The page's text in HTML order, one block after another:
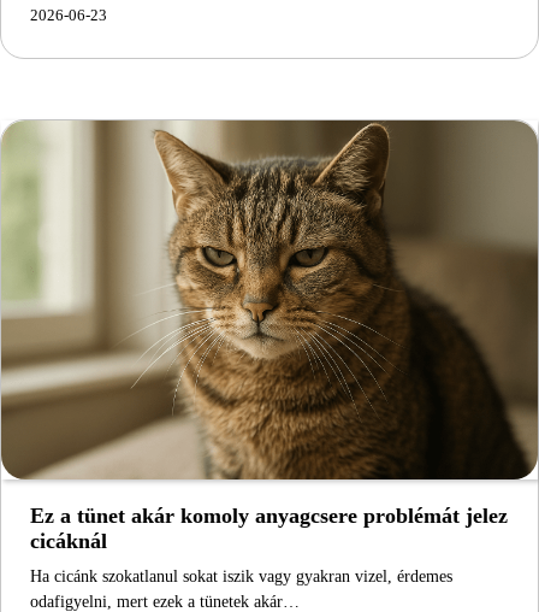
2026-06-23
Ez a tünet akár komoly anyagcsere problémát jelez
cicáknál
Ha cicánk szokatlanul sokat iszik vagy gyakran vizel, érdemes
odafigyelni, mert ezek a tünetek akár…